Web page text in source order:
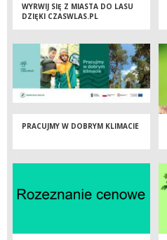
WYRWIJ SIĘ Z MIASTA DO LASU
DZIĘKI CZASWLAS.PL
PRACUJMY W DOBRYM KLIMACIE